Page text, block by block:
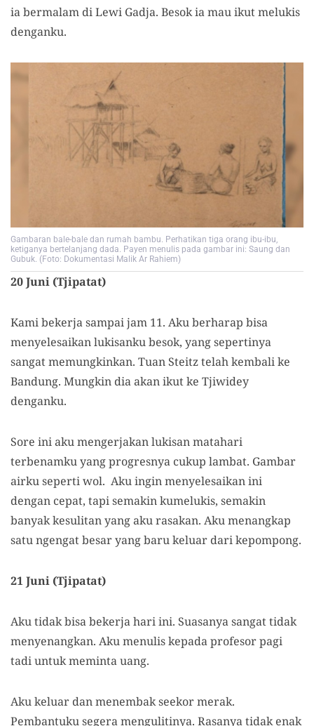
ia bermalam di Lewi Gadja. Besok ia mau ikut melukis
denganku.
Gambaran bale-bale dan rumah bambu. Perhatikan tiga orang ibu-ibu,
ketiganya bertelanjang dada. Payen menulis pada gambar ini: Saung dan
Gubuk. (Foto: Dokumentasi Malik Ar Rahiem)
20 Juni (Tjipatat)
Kami bekerja sampai jam 11. Aku berharap bisa
menyelesaikan lukisanku besok, yang sepertinya
sangat memungkinkan. Tuan Steitz telah kembali ke
Bandung. Mungkin dia akan ikut ke Tjiwidey
denganku.
Sore ini aku mengerjakan lukisan matahari
terbenamku yang progresnya cukup lambat. Gambar
airku seperti wol. Aku ingin menyelesaikan ini
dengan cepat, tapi semakin kumelukis, semakin
banyak kesulitan yang aku rasakan. Aku menangkap
satu ngengat besar yang baru keluar dari kepompong.
21 Juni (Tjipatat)
Aku tidak bisa bekerja hari ini. Suasanya sangat tidak
menyenangkan. Aku menulis kepada profesor pagi
tadi untuk meminta uang.
Aku keluar dan menembak seekor merak.
Pembantuku segera mengulitinya. Rasanya tidak enak